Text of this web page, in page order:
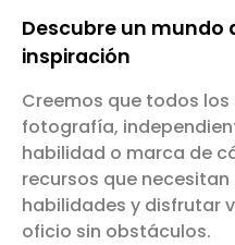
Descubre un mundo
inspiración
Creemos que todos
fotografía,
habilidad o marca de
recursos que
habilidades y disfrutar
oficio sin obstáculos.